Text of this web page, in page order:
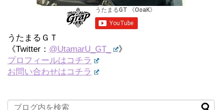
うたまるＧＴ
《Twitter： @UtamarU_GT_
》
プロフィールはコチラ
お問い合わせはコチラ